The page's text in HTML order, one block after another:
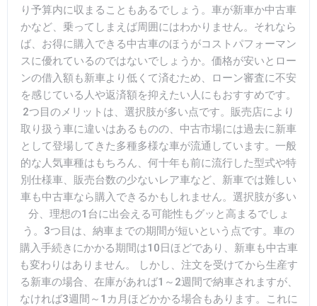
り予算内に収まることもあるでしょう。車が新車か中古車
かなど、乗ってしまえば周囲にはわかりません。それなら
ば、お得に購入できる中古車のほうがコストパフォーマン
スに優れているのではないでしょうか。価格が安いとロー
ンの借入額も新車より低くて済むため、ローン審査に不安
を感じている人や返済額を抑えたい人にもおすすめです。
2つ目のメリットは、選択肢が多い点です。販売店により
取り扱う車に違いはあるものの、中古市場には過去に新車
として登場してきた多種多様な車が流通しています。一般
的な人気車種はもちろん、何十年も前に流行した型式や特
別仕様車、販売台数の少ないレア車など、新車では難しい
車も中古車なら購入できるかもしれません。選択肢が多い
分、理想の1台に出会える可能性もグッと高まるでしょ
う。3つ目は、納車までの期間が短いという点です。車の
購入手続きにかかる期間は10日ほどであり、新車も中古車
も変わりはありません。 しかし、注文を受けてから生産す
る新車の場合、在庫があれば1～2週間で納車されますが、
なければ3週間～1カ月ほどかかる場合もあります。これに